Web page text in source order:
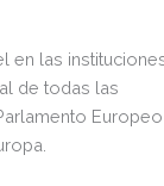
en las